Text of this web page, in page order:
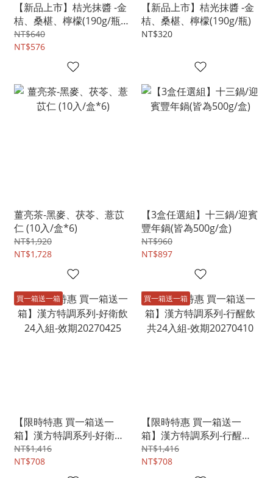
【新品上市】桔光抹醬 -金
桔、桑椹、檸檬(190g/瓶
*2)
NT$640
NT$576
【新品上市】桔光抹醬 -金
桔、桑椹、檸檬(190g/瓶)
NT$320
薑亮茶-黑麥、茯苓、薏苡
仁 (10入/盒*6)
NT$1,920
NT$1,728
【3盒任選組】十三鍋/迎賓
豐年鍋(皆為500g/盒)
NT$960
NT$897
買一箱送一箱
【限時特惠 買一箱送一
箱】漢方特調系列-好衛飲
24入組-效期20270425
NT$1,416
NT$708
買一箱送一箱
【限時特惠 買一箱送一
箱】漢方特調系列-行醒飲
共24入組-效期20270410
NT$1,416
NT$708